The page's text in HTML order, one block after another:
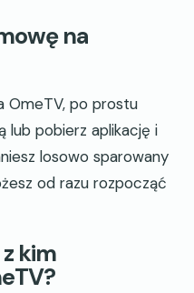
na
OmeTV, po prostu
pobierz aplikację i
losowo sparowany
od razu rozpocząć
kim